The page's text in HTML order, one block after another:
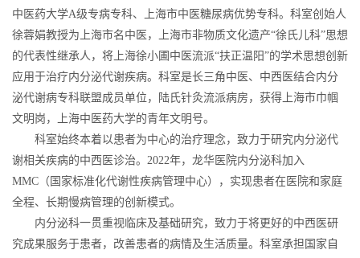
中医药大学A级专病专科、上海市中医糖尿病优势专科。科室创始人
徐蓉娟教授为上海市名中医，上海市非物质文化遗产“徐氏儿科”思想
的代表性继承人，将上海徐小圃中医流派“扶正温阳”的学术思想创新
应用于治疗内分泌代谢疾病。科室是长三角中医、中西医结合内分
泌代谢病专科联盟成员单位，陆氏针灸流派病房，获得上海市巾帼
文明岗，上海中医药大学的青年文明号。
科室始终本着以患者为中心的治疗理念，致力于研究内分泌代
谢相关疾病的中西医诊治。2022年，龙华医院内分泌科加入
MMC（国家标准化代谢性疾病管理中心），实现患者在医院和家庭
全程、长期慢病管理的创新模式。
内分泌科一贯重视临床及基础研究，致力于将更好的中西医研
究成果服务于患者，改善患者的病情及生活质量。科室承担国家自